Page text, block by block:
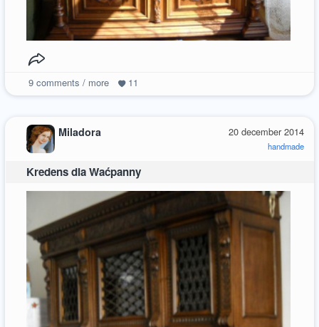
9comments / more 11
20 december 2014
handmade
Miladora
Kredens dla Waćpanny